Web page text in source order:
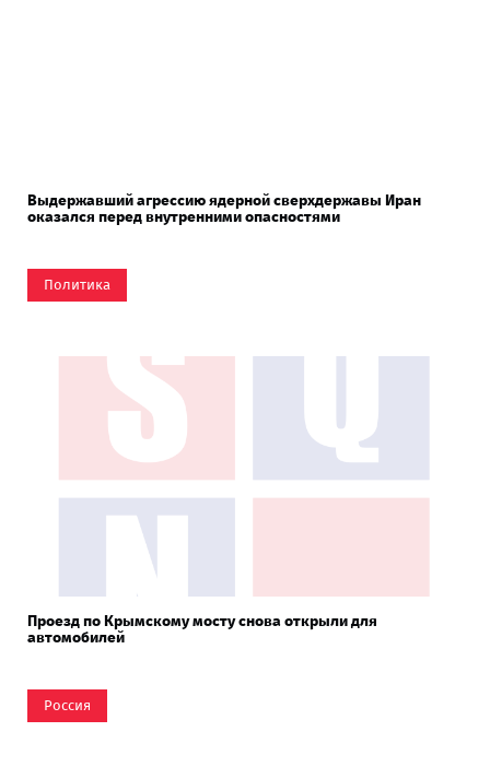
Выдержавший агрессию ядерной сверхдержавы Иран
оказался перед внутренними опасностями
Политика
Проезд по Крымскому мосту снова открыли для
автомобилей
Россия